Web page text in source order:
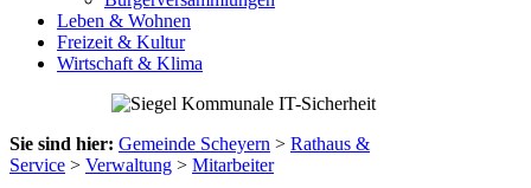
Leben & Wohnen
Freizeit & Kultur
Wirtschaft & Klima
Sie sind hier: Gemeinde Scheyern > Rathaus &
Service > Verwaltung > Mitarbeiter